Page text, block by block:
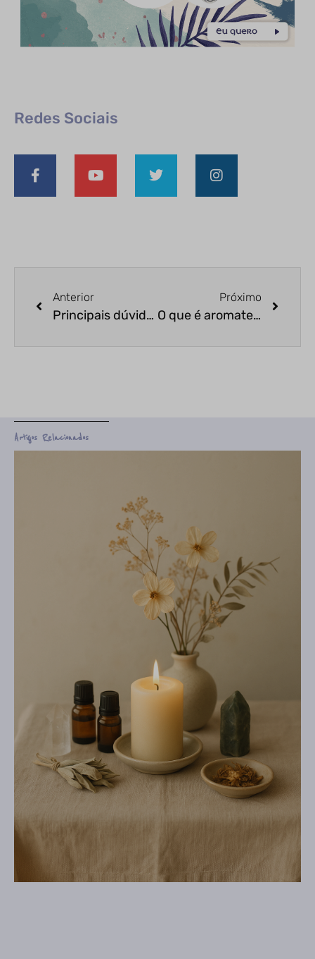
Redes Sociais
Anterior
Principais dúvidas sobre óleos essenciais – parte III
Próximo
O que é aromaterapia
Artigos Relacionados